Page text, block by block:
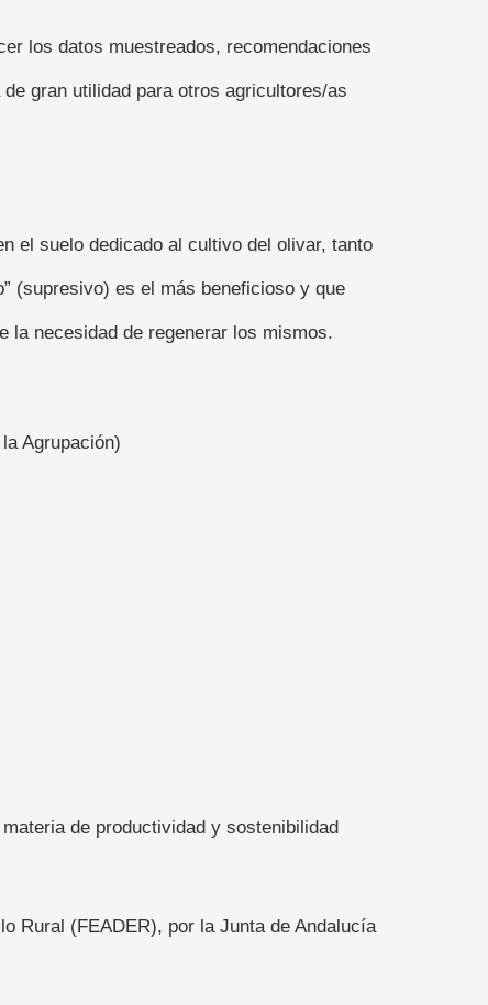
los datos muestreados, recomendaciones
gran utilidad para otros agricultores/as
el suelo dedicado al cultivo del olivar, tanto
(supresivo) es el más beneficioso y que
la necesidad de regenerar los mismos.
Agrupación)
de productividad y sostenibilidad
Rural (FEADER), por la Junta de Andalucía